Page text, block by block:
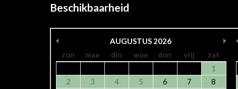
Beschikbaarheid
AUGUSTUS 2026
zon
maa din woe don vrij
zat
1
2
3 4 5 6 7
8